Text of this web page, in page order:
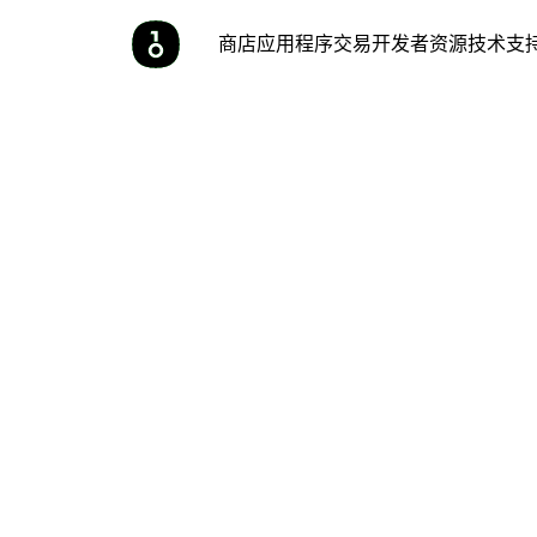
商店应用程序交易开发者资源技术支